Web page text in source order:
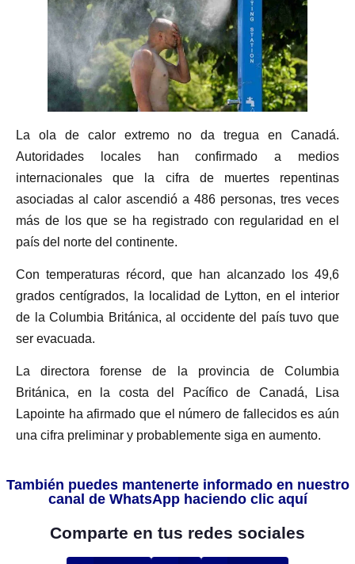
La ola de calor extremo no da tregua en Canadá.
Autoridades locales han confirmado a medios
internacionales que la cifra de muertes repentinas
asociadas al calor ascendió a 486 personas, tres veces
más de los que se ha registrado con regularidad en el
país del norte del continente.
Con temperaturas récord, que han alcanzado los 49,6
grados centígrados, la localidad de Lytton, en el interior
de la Columbia Británica, al occidente del país tuvo que
ser evacuada.
La directora forense de la provincia de Columbia
Británica, en la costa del Pacífico de Canadá, Lisa
Lapointe ha afirmado que el número de fallecidos es aún
una cifra preliminar y probablemente siga en aumento.
También puedes mantenerte informado en nuestro
canal de WhatsApp haciendo clic aquí
Comparte en tus redes sociales